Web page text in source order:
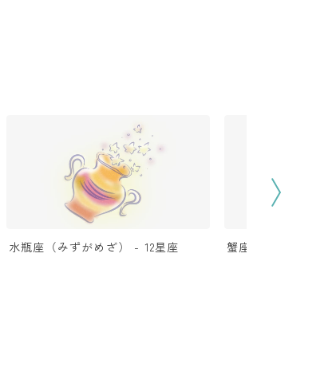
水瓶座（みずがめざ） - 12星座 蟹座（かにざ） -